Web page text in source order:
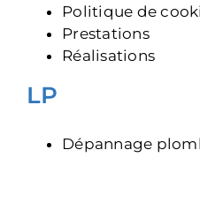
Politique de
Prestations
Réalisations
LP
Dépannage